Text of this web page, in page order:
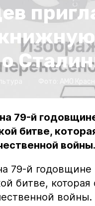
АМО
79-й
битве,
войны.
79-й годовщине
битве,
войны.